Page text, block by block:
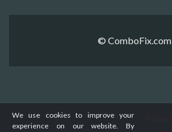
© ComboFix.com
We use cookies to improve your
experience on our website. By